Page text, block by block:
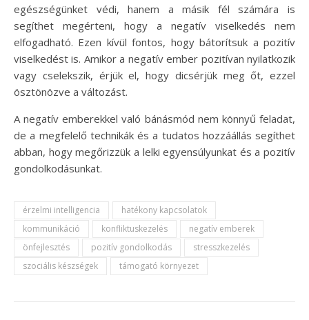
egészségünket védi, hanem a másik fél számára is
segíthet megérteni, hogy a negatív viselkedés nem
elfogadható. Ezen kívül fontos, hogy bátorítsuk a pozitív
viselkedést is. Amikor a negatív ember pozitívan nyilatkozik
vagy cselekszik, érjük el, hogy dicsérjük meg őt, ezzel
ösztönözve a változást.
A negatív emberekkel való bánásmód nem könnyű feladat,
de a megfelelő technikák és a tudatos hozzáállás segíthet
abban, hogy megőrizzük a lelki egyensúlyunkat és a pozitív
gondolkodásunkat.
érzelmi intelligencia
hatékony kapcsolatok
kommunikáció
konfliktuskezelés
negatív emberek
önfejlesztés
pozitív gondolkodás
stresszkezelés
szociális készségek
támogató környezet